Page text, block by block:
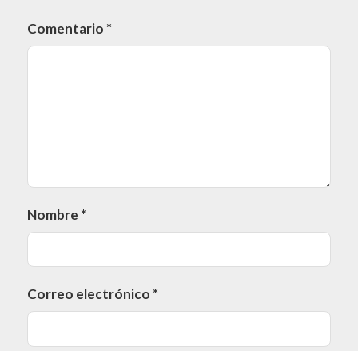
Comentario *
Nombre *
Correo electrónico *